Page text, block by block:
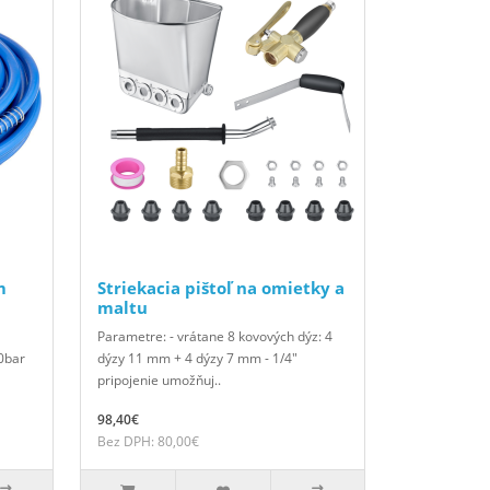
Striekacia pištoľ na omietky a
maltu
Parametre: - vrátane 8 kovových dýz: 4
dýzy 11 mm + 4 dýzy 7 mm - 1/4"
pripojenie umožňuj..
98,40€
Bez DPH: 80,00€